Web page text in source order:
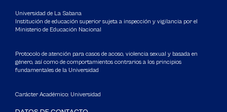
Universidad de La Sabana
Institución de educación superior sujeta a inspección y vigilancia por el
Ministerio de Educación Nacional
Protocolo de atención para casos de acoso, violencia sexual y basada en
género, así como de comportamientos contrarios a los principios
fundamentales de la Universidad
Carácter Académico: Universidad